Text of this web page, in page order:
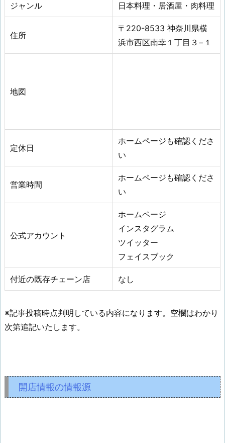
ジャンル 日本料理・居酒屋・肉料理
住所
〒220-8533 神奈川県横
浜市西区南幸１丁目３−１
地図
定休日
ホームページも確認くださ
い
営業時間
ホームページも確認くださ
い
公式アカウント
ホームページ
インスタグラム
ツイッター
フェイスブック
付近の既存チェーン店 なし
※記事投稿時点判明している内容になります。空欄はわかり
次第追記いたします。
開店情報の情報源